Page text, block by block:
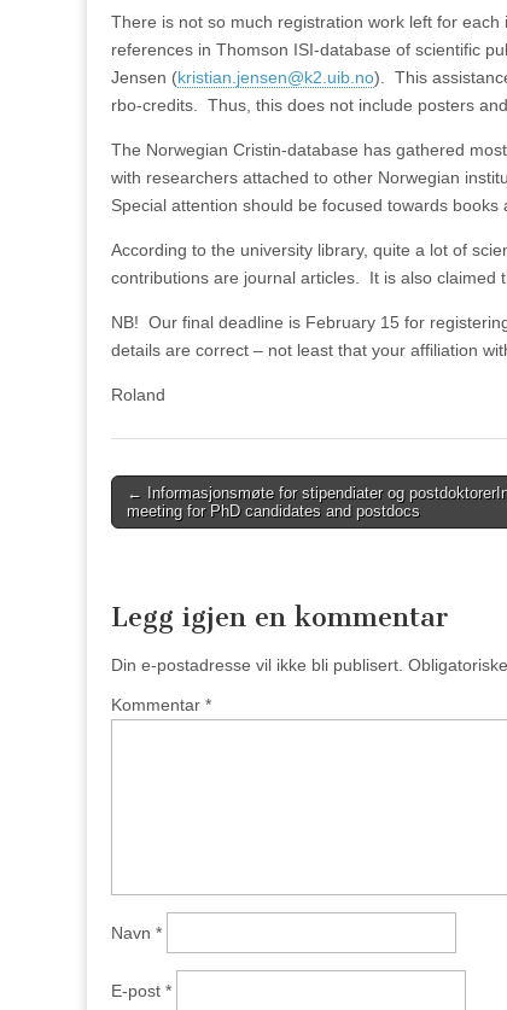
There is not so much registration work left for
references in Thomson ISI-database of scientific
Jensen (kristian.jensen@k2.uib.no). This
rbo-credits. Thus, this does not include posters
The Norwegian Cristin-database has gathered
with researchers attached to other Norwegian
Special attention should be focused towards
According to the university library, quite a lot of
contributions are journal articles. It is also claimed
NB! Our final deadline is February 15 for
details are correct – not least that your affiliation
Roland
Post
navigation
← Informasjonsmøte for stipendiater og postdoktorer
meeting for PhD candidates and postdocs
Legg igjen en kommentar
Din e-postadresse vil ikke bli publisert.
Kommentar *
Navn *
E-post *